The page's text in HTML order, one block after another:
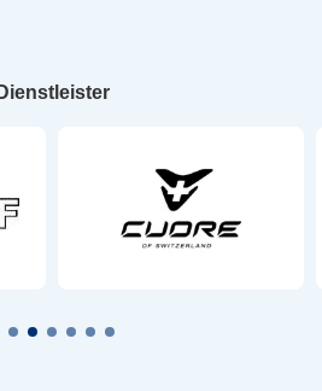
Dienstleister